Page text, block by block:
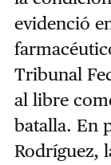
evidenció
Tribunal
al libre
batalla. En
Rodríguez,